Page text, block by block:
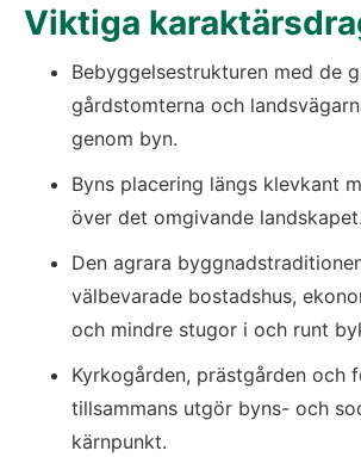
Viktiga
Bebyggelsestrukturen med de
gårdstomterna och
genom byn.
Byns placering längs klevkant
över det omgivande landskapet.
Den agrara
välbevarade bostadshus,
och mindre stugor i och runt
Kyrkogården, prästgården och
tillsammans utgör byns- och
kärnpunkt.